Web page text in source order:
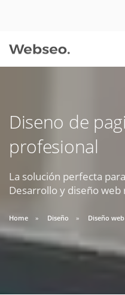
Diseno de
profesional
La solución perfecta
Desarrollo y diseño web
Home Diseño Diseño web
09:30 AM A